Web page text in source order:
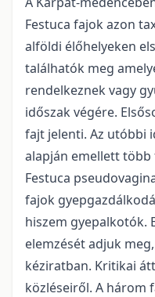
Festuca fajok azon
alföldi élőhelyeken
találhatók meg
rendelkeznek vagy
időszak végére.
fajt jelenti. Az utóbbi
alapján emellett
Festuca
fajok
hiszem gyepalkotók.
elemzését adjuk
kéziratban. Kritikai
közléseiről. A három